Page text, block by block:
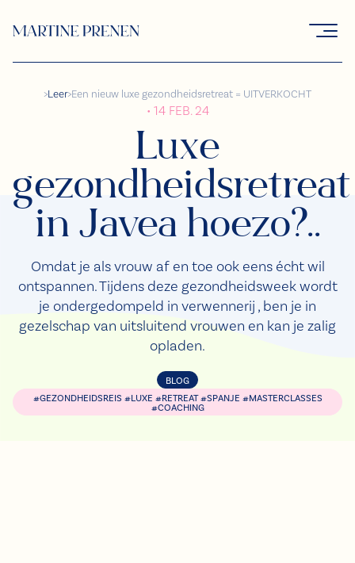
>Leer>Een nieuw luxe gezondheidsretreat = UITVERKOCHT
• 14 FEB. 24
Luxe
gezondheidsretreat
in Javea hoezo?..
Omdat je als vrouw af en toe ook eens écht wil
ontspannen. Tijdens deze gezondheidsweek wordt
je ondergedompeld in verwennerij , ben je in
gezelschap van uitsluitend vrouwen en kan je zalig
opladen.
BLOG
#GEZONDHEIDSREIS #LUXE #RETREAT #SPANJE #MASTERCLASSES
#COACHING